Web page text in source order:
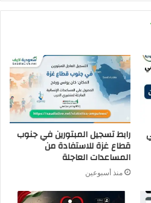
رابط تسجيل المبتورين في جنوب
قطاع غزة للاستفادة من
المساعدات العاجلة
منذ أسبوعين